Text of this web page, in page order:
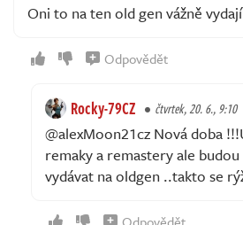
Oni to na ten old gen vážně
Odpovědět
Rocky-79CZ čtvrtek, 20. 6., 9:10
@alexMoon21cz Nová doba
remaky a remastery ale
vydávat na oldgen ..takto se
Odpovědět